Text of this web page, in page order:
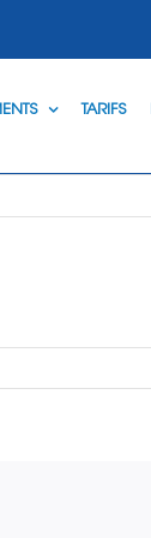
TARIFS